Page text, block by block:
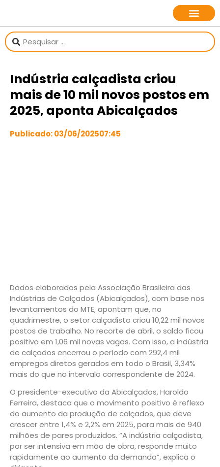
Indústria calçadista criou
mais de 10 mil novos postos em
2025, aponta Abicalçados
Publicado:03/06/202507:45
Dados elaborados pela Associação Brasileira das
Indústrias de Calçados (Abicalçados), com base nos
levantamentos do MTE, apontam que, no
quadrimestre, o setor calçadista criou 10,22 mil novos
postos de trabalho. No recorte de abril, o saldo ficou
positivo em 1,06 mil novas vagas. Com isso, a indústria
de calçados encerrou o período com 292,4 mil
empregos diretos gerados em todo o Brasil, 3,34%
mais do que no intervalo correspondente de 2024.
O presidente-executivo da Abicalçados, Haroldo
Ferreira, destaca que o movimento positivo é reflexo
do aumento da produção de calçados, que deve
crescer entre 1,4% e 2,2% em 2025, para mais de 940
milhões de pares produzidos. “A indústria calçadista,
por ser intensiva em mão de obra, responde muito
rapidamente ao aumento da demanda”, explica o